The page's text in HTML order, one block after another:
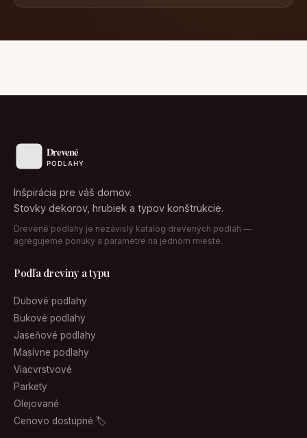
Inšpirácia pre váš domov.
Stovky dekorov, hrubiek a typov konštrukcie.
Drevené podlahy je nezávislý katalóg drevených podláh —
agregujeme ponuky a parametre na jednom mieste.
Podľa dreviny a typu
Dubové podlahy
Bukové podlahy
Jaseňové podlahy
Masívne podlahy
Viacvrstvové
Parkety
Olejované
Cenovo dostupné 🏷